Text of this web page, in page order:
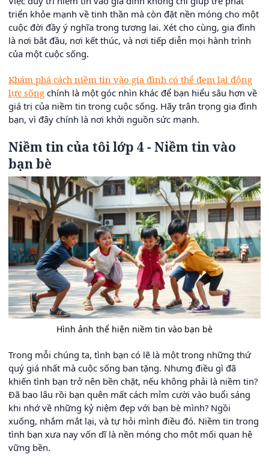
triển khỏe mạnh về tinh thần mà còn đặt nền móng cho một
cuộc đời đầy ý nghĩa trong tương lai. Xét cho cùng, gia đình
là nơi bắt đầu, nơi kết thúc, và nơi tiếp diễn mọi hành trình
của một cuộc sống.
Khám phá cách niềm tin vào gia đình có thể đem lại động
lực sống chính là một góc nhìn khác để bạn hiểu sâu hơn về
giá trị của niềm tin trong cuộc sống. Hãy trân trọng gia đình
bạn, vì đây chính là nơi khởi nguồn sức mạnh.
Niềm tin của tôi lớp 4 - Niềm tin vào
bạn bè
Hình ảnh thể hiện niềm tin vào bạn bè
Trong mỗi chúng ta, tình bạn có lẽ là một trong những thứ
quý giá nhất mà cuộc sống ban tặng. Nhưng điều gì đã
khiến tình bạn trở nên bền chặt, nếu không phải là niềm tin?
Đã bao lâu rồi bạn quên mất cách mỉm cười vào buổi sáng
khi nhớ về những kỷ niệm đẹp với bạn bè mình? Ngồi
xuống, nhắm mắt lại, và tự hỏi mình điều đó. Niềm tin trong
tình bạn xưa nay vốn dĩ là nền móng cho một mối quan hệ
vững bền.